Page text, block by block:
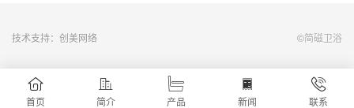
首页 简介 产品 新闻 联系
技术支持：创美网络 ©简磁卫浴